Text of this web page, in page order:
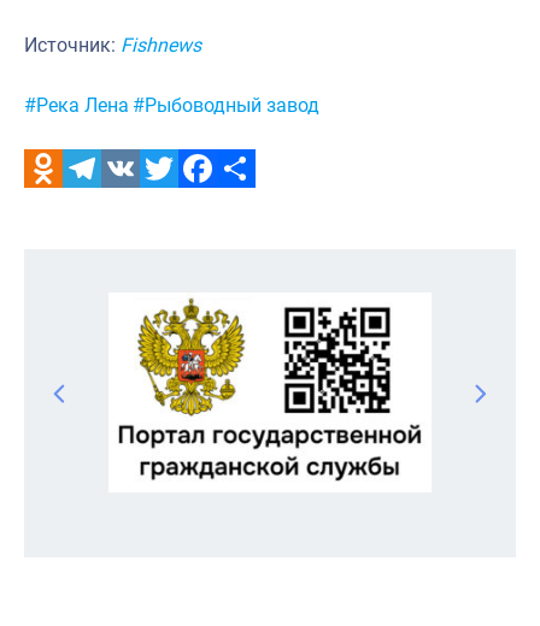
Источник: Fishnews
Метки:
#Река Лена #Рыбоводный завод